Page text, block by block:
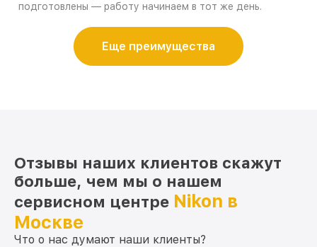
подготовлены — работу начинаем в тот же день.
Еще преимущества
Отзывы наших клиентов скажут
больше, чем мы о нашем
сервисном центре Nikon в
Москве
Что о нас думают наши клиенты?